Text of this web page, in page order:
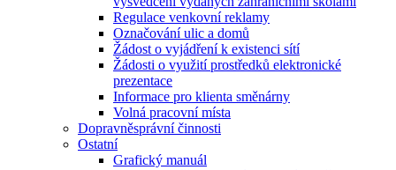
Regulace venkovní reklamy
Označování ulic a domů
Žádost o vyjádření k existenci sítí
Žádosti o využití prostředků elektronické
prezentace
Informace pro klienta směnárny
Volná pracovní místa
Dopravněsprávní činnosti
Ostatní
Grafický manuál